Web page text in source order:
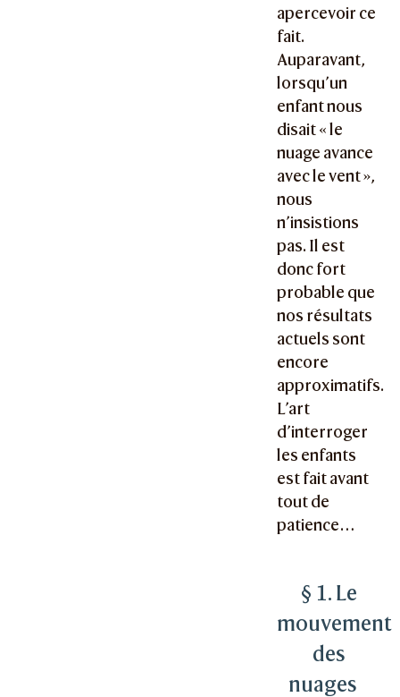
apercevoir ce
fait.
Auparavant,
lorsqu’un
enfant nous
disait « le
nuage avance
avec le vent »,
nous
n’insistions
pas. Il est
donc fort
probable que
nos résultats
actuels sont
encore
approximatifs.
L’art
d’interroger
les enfants
est fait avant
tout de
patience…
§ 1. Le
mouvement
des
nuages